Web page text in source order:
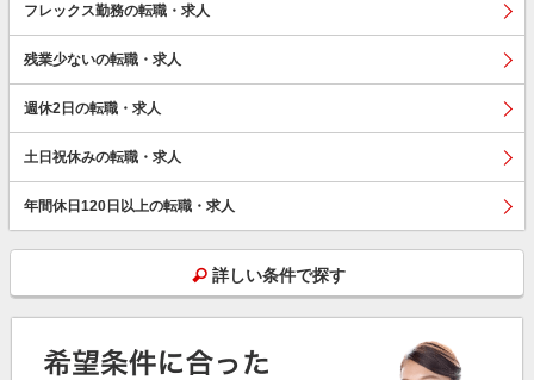
フレックス勤務の転職・求人
残業少ないの転職・求人
週休2日の転職・求人
土日祝休みの転職・求人
年間休日120日以上の転職・求人
詳しい条件で探す